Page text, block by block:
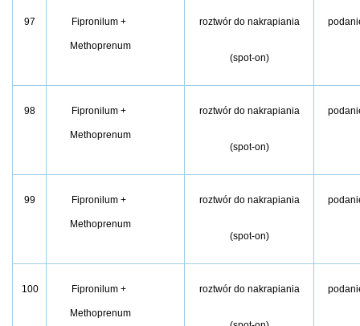
97 Fipronilum +
Methoprenum
roztwór do nakrapiania
(spot-on)
98 Fipronilum +
Methoprenum
roztwór do nakrapiania
(spot-on)
99 Fipronilum +
Methoprenum
roztwór do nakrapiania
(spot-on)
100 Fipronilum +
Methoprenum
roztwór do nakrapiania